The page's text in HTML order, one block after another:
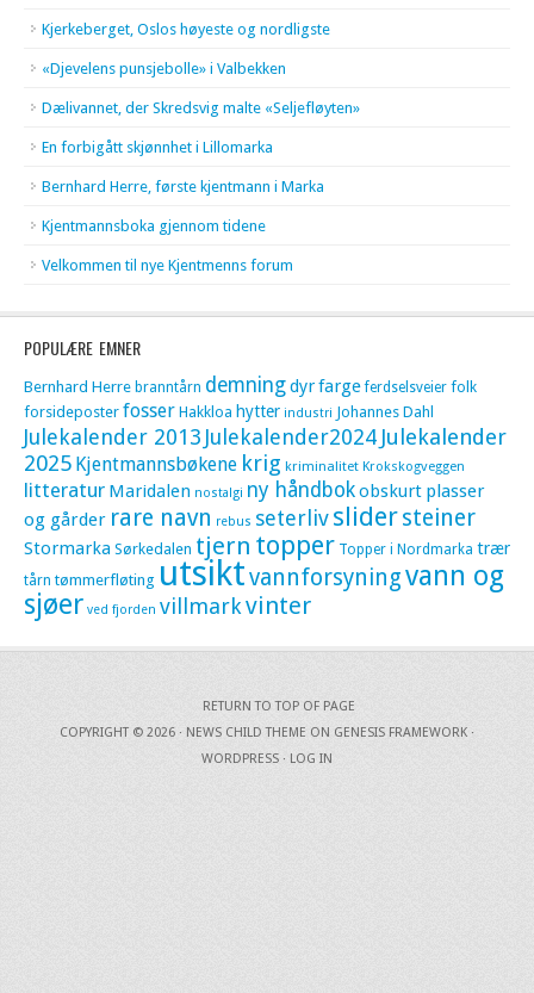
Kjerkeberget, Oslos høyeste og nordligste
«Djevelens punsjebolle» i Valbekken
Dælivannet, der Skredsvig malte «Seljefløyten»
En forbigått skjønnhet i Lillomarka
Bernhard Herre, første kjentmann i Marka
Kjentmannsboka gjennom tidene
Velkommen til nye Kjentmenns forum
POPULÆRE EMNER
Bernhard Herre branntårn demningdyrfarge ferdselsveier folk
forsideposter fosser Hakkloa hytter industri Johannes Dahl
Julekalender 2013 Julekalender2024 Julekalender
2025 Kjentmannsbøkene krig kriminalitet Krokskogveggen
litteratur Maridalen nostalgi ny håndbokobskurt plasser
og gårder rare navn rebus seterlivslidersteiner
Stormarka Sørkedalen tjern topper Topper i Nordmarka trær
tårn tømmerfløting utsiktvannforsyningvann og
sjøer ved fjorden villmarkvinter
RETURN TO TOP OF PAGE
COPYRIGHT © 2026 · NEWS CHILD THEME ON GENESIS FRAMEWORK ·
WORDPRESS · LOG IN